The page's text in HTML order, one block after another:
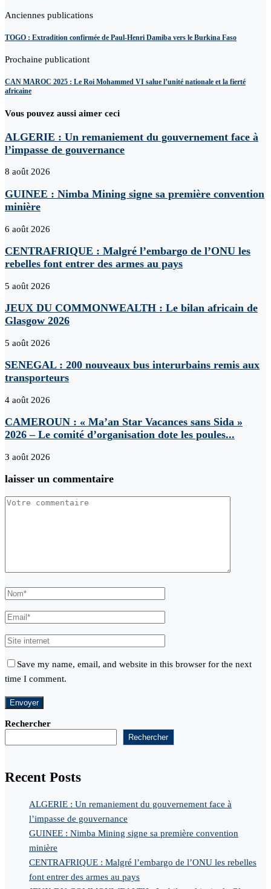
Anciennes publications
TOGO : Extradition confirmée de Paul-Henri Damiba vers le Burkina Faso
Prochaine publicationt
CAN MAROC 2025 : Le Roi Mohammed VI salue l’unité nationale et la fierté
africaine
Vous pouvez aussi aimer ceci
ALGERIE : Un remaniement du gouvernement face à
l’impasse de gouvernance
8 août 2026
GUINEE : Nimba Mining signe sa première convention
minière
6 août 2026
CENTRAFRIQUE : Malgré l’embargo de l’ONU les
rebelles font entrer des armes au pays
5 août 2026
JEUX DU COMMONWEALTH : Le bilan africain de
Glasgow 2026
5 août 2026
SENEGAL : 200 nouveaux bus interurbains remis aux
transporteurs
4 août 2026
CAMEROUN : « Ma’an Star Vacances sans Sida »
2026 – Le comité d’organisation dote les poules...
3 août 2026
laisser un commentaire
Save my name, email, and website in this browser for the next
time I comment.
Rechercher
Rechercher
Recent Posts
ALGERIE : Un remaniement du gouvernement face à
l’impasse de gouvernance
GUINEE : Nimba Mining signe sa première convention
minière
CENTRAFRIQUE : Malgré l’embargo de l’ONU les rebelles
font entrer des armes au pays